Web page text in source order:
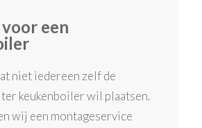
een
niet iedereen zelf de
keukenboiler wil plaatsen.
wij een montageservice